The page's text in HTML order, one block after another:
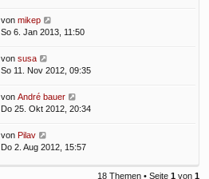
von mikep
So 6. Jan 2013, 11:50
von susa
So 11. Nov 2012, 09:35
von André bauer
Do 25. Okt 2012, 20:34
von Pilav
Do 2. Aug 2012, 15:57
18 Themen • Seite 1 von 1